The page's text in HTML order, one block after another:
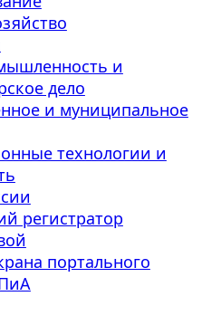
и
дело
и муниципальное
технологии и
регистратор
портального